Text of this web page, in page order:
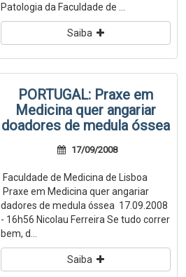
Patologia da Faculdade de ...
Saiba
PORTUGAL: Praxe em
Medicina quer angariar
doadores de medula óssea
17/09/2008
Faculdade de Medicina de Lisboa
Praxe em Medicina quer angariar
dadores de medula óssea 17.09.2008
- 16h56 Nicolau Ferreira Se tudo correr
bem, d...
Saiba